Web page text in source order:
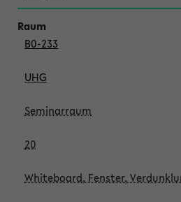
B0-233
UHG
Seminarraum
20
Whiteboard, Fenster,